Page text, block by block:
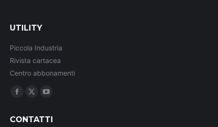
UTILITY
Piccola Industria
Rivista cartacea
Centro abbonamenti
Ci puoi trovare su:
Facebook
opens
X
opensopens
CONTATTI